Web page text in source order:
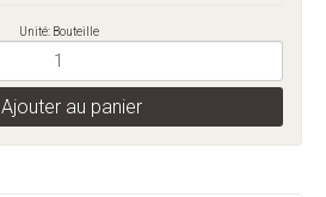
Unité: Bouteille
Ajouter au panier